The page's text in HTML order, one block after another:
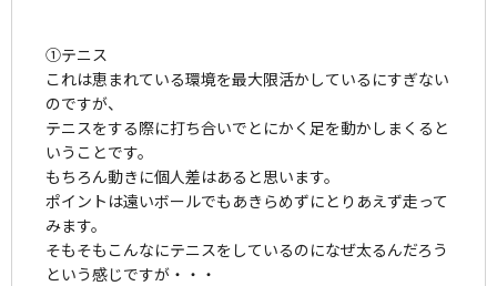
①テニス
これは恵まれている環境を最大限活かしているにすぎない
のですが、
テニスをする際に打ち合いでとにかく足を動かしまくると
いうことです。
もちろん動きに個人差はあると思います。
ポイントは遠いボールでもあきらめずにとりあえず走って
みます。
そもそもこんなにテニスをしているのになぜ太るんだろう
という感じですが・・・